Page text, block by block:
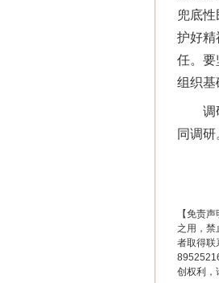
兜底
护好精
任。要
组织基
调研
同调研
【免责
之用，禁
者取得联
创权利，